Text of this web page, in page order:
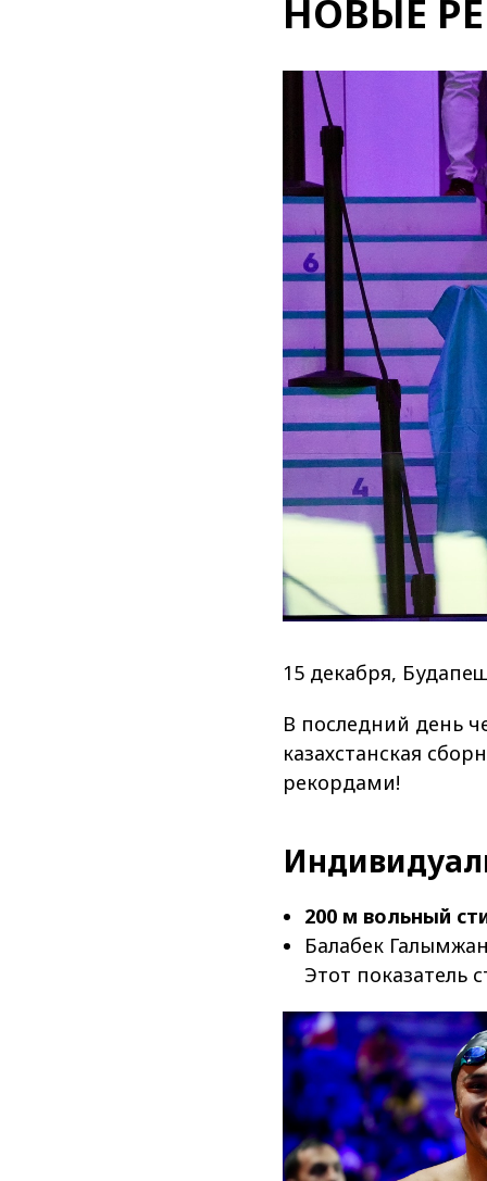
НОВЫЕ
15 декабря,
В последний день
казахстанская
рекордами!
200 м вольный
Балабек
Этот показатель